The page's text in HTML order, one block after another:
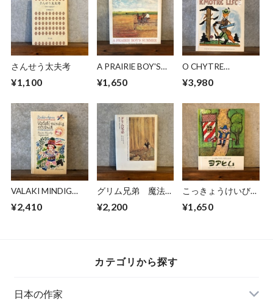
さんせう太夫考
¥1,100
A PRAIRIE BOY'S
¥1,650
O CHYTRE
¥3,980
VALAKI MINDIG
¥2,410
グリム兄弟 魔法の
¥2,200
こっきょうけいびに
¥1,650
カテゴリから探す
日本の作家